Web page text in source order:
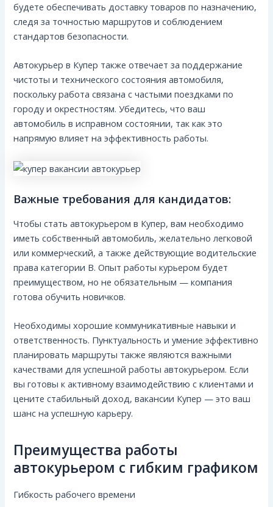
будете обеспечивать доставку товаров по назначению,
следя за точностью маршрутов и соблюдением
стандартов безопасности.
Автокурьер в Купер также отвечает за поддержание
чистоты и технического состояния автомобиля,
поскольку работа связана с частыми поездками по
городу и окрестностям. Убедитесь, что ваш
автомобиль в исправном состоянии, так как это
напрямую влияет на эффективность работы.
Важные требования для кандидатов:
Чтобы стать автокурьером в Купер, вам необходимо
иметь собственный автомобиль, желательно легковой
или коммерческий, а также действующие водительские
права категории B. Опыт работы курьером будет
преимуществом, но не обязательным — компания
готова обучить новичков.
Необходимы хорошие коммуникативные навыки и
ответственность. Пунктуальность и умение эффективно
планировать маршруты также являются важными
качествами для успешной работы автокурьером. Если
вы готовы к активному взаимодействию с клиентами и
цените стабильный доход, вакансии Купер — это ваш
шанс на успешную карьеру.
Преимущества работы
автокурьером с гибким графиком
Гибкость рабочего времени